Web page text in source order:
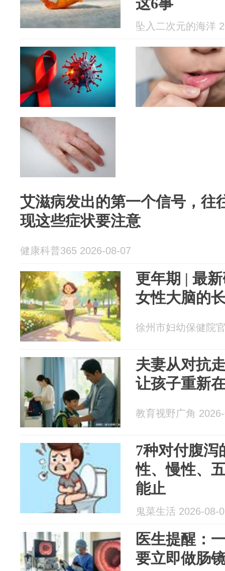
坠入二次元的海洋
艾滋病发出的第一个信号，往
现这些症状要注意
健康科普365 2026-08-07
更年期 | 最
女性大脑的
徐州市妇幼保健院
夫妻从对抗
让孩子重新
教育视野广角
7种对付腹泻
性、慢性、
能止
鬼菜生活 2026-08-
医生提醒：
要立即做肠